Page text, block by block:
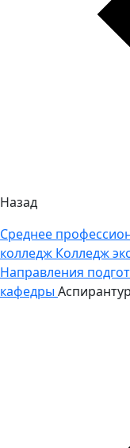
Назад
Среднее
колледж Колледж
Направления
кафедры